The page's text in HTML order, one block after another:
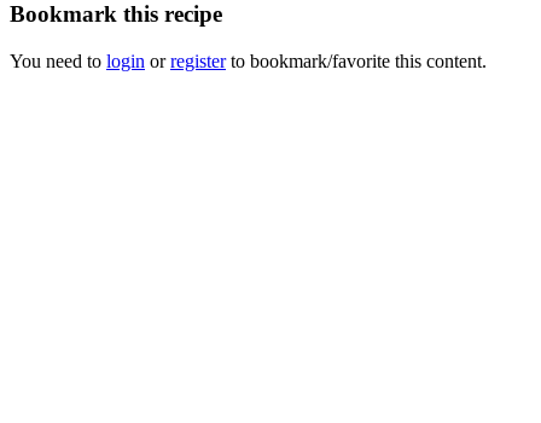
Bookmark this recipe
You need to login orregisterto bookmark/favorite this content.